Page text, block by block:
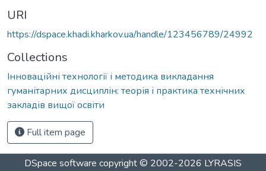
URI
https://dspace.khadi.kharkov.ua/handle/123456789/24992
Collections
Інноваційні технології і методика викладання
гуманітарних дисциплін: теорія і практика технічних
закладів вищої освіти
Full item page
DSpace software copyright © 2002-2026 LYRASIS